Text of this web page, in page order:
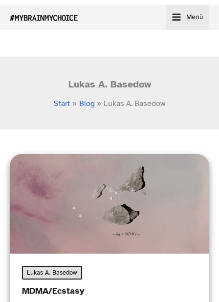
Inhalt
Menü
Lukas A. Basedow
Start Blog Lukas A. Basedow
Lukas A. Basedow
MDMA/​Ecstasy